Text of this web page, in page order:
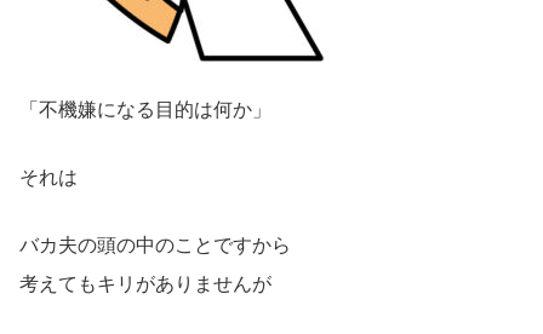
「不機嫌になる目的は何か」
それは
バカ夫の頭の中のことですから
考えてもキリがありませんが